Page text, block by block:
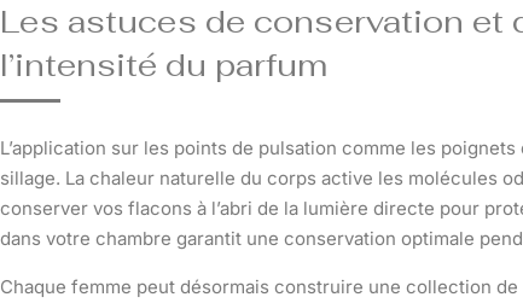
Les astuces de conservation et
l’intensité du parfum
L’application sur les points de pulsation comme les
sillage. La chaleur naturelle du corps active les molécules
conserver vos flacons à l’abri de la lumière directe pour
dans votre chambre garantit une conservation optimale
Chaque femme peut désormais construire une collection